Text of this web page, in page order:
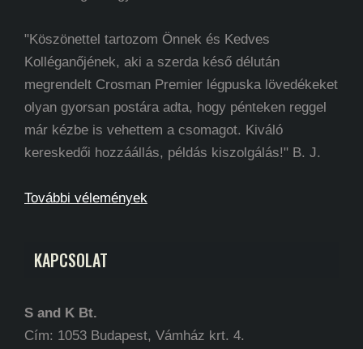
"Köszönettel tartozom Önnek és Kedves
Kolléganőjének, aki a szerda késő délután
megrendelt Crosman Premier légpuska lövedékeket
olyan gyorsan postára adta, hogy pénteken reggel
már kézbe is vehettem a csomagot. Kiváló
kereskedői hozzáállás, példás kiszolgálás!" B. J.
További vélemények
KAPCSOLAT
S and K Bt.
Cím: 1053 Budapest, Vámház krt. 4.